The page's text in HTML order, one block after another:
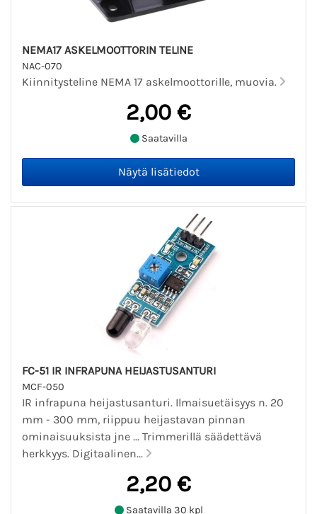
NEMA17 ASKELMOOTTORIN TELINE
NAC-070
Kiinnitysteline NEMA 17 askelmoottorille, muovia.
2,00 €
Saatavilla
FC-51 IR INFRAPUNA HEIJASTUSANTURI
MCF-050
IR infrapuna heijastusanturi. Ilmaisuetäisyys n. 20
mm - 300 mm, riippuu heijastavan pinnan
ominaisuuksista jne ... Trimmerillä säädettävä
herkkyys. Digitaalinen...
2,20 €
Saatavilla 30 kpl